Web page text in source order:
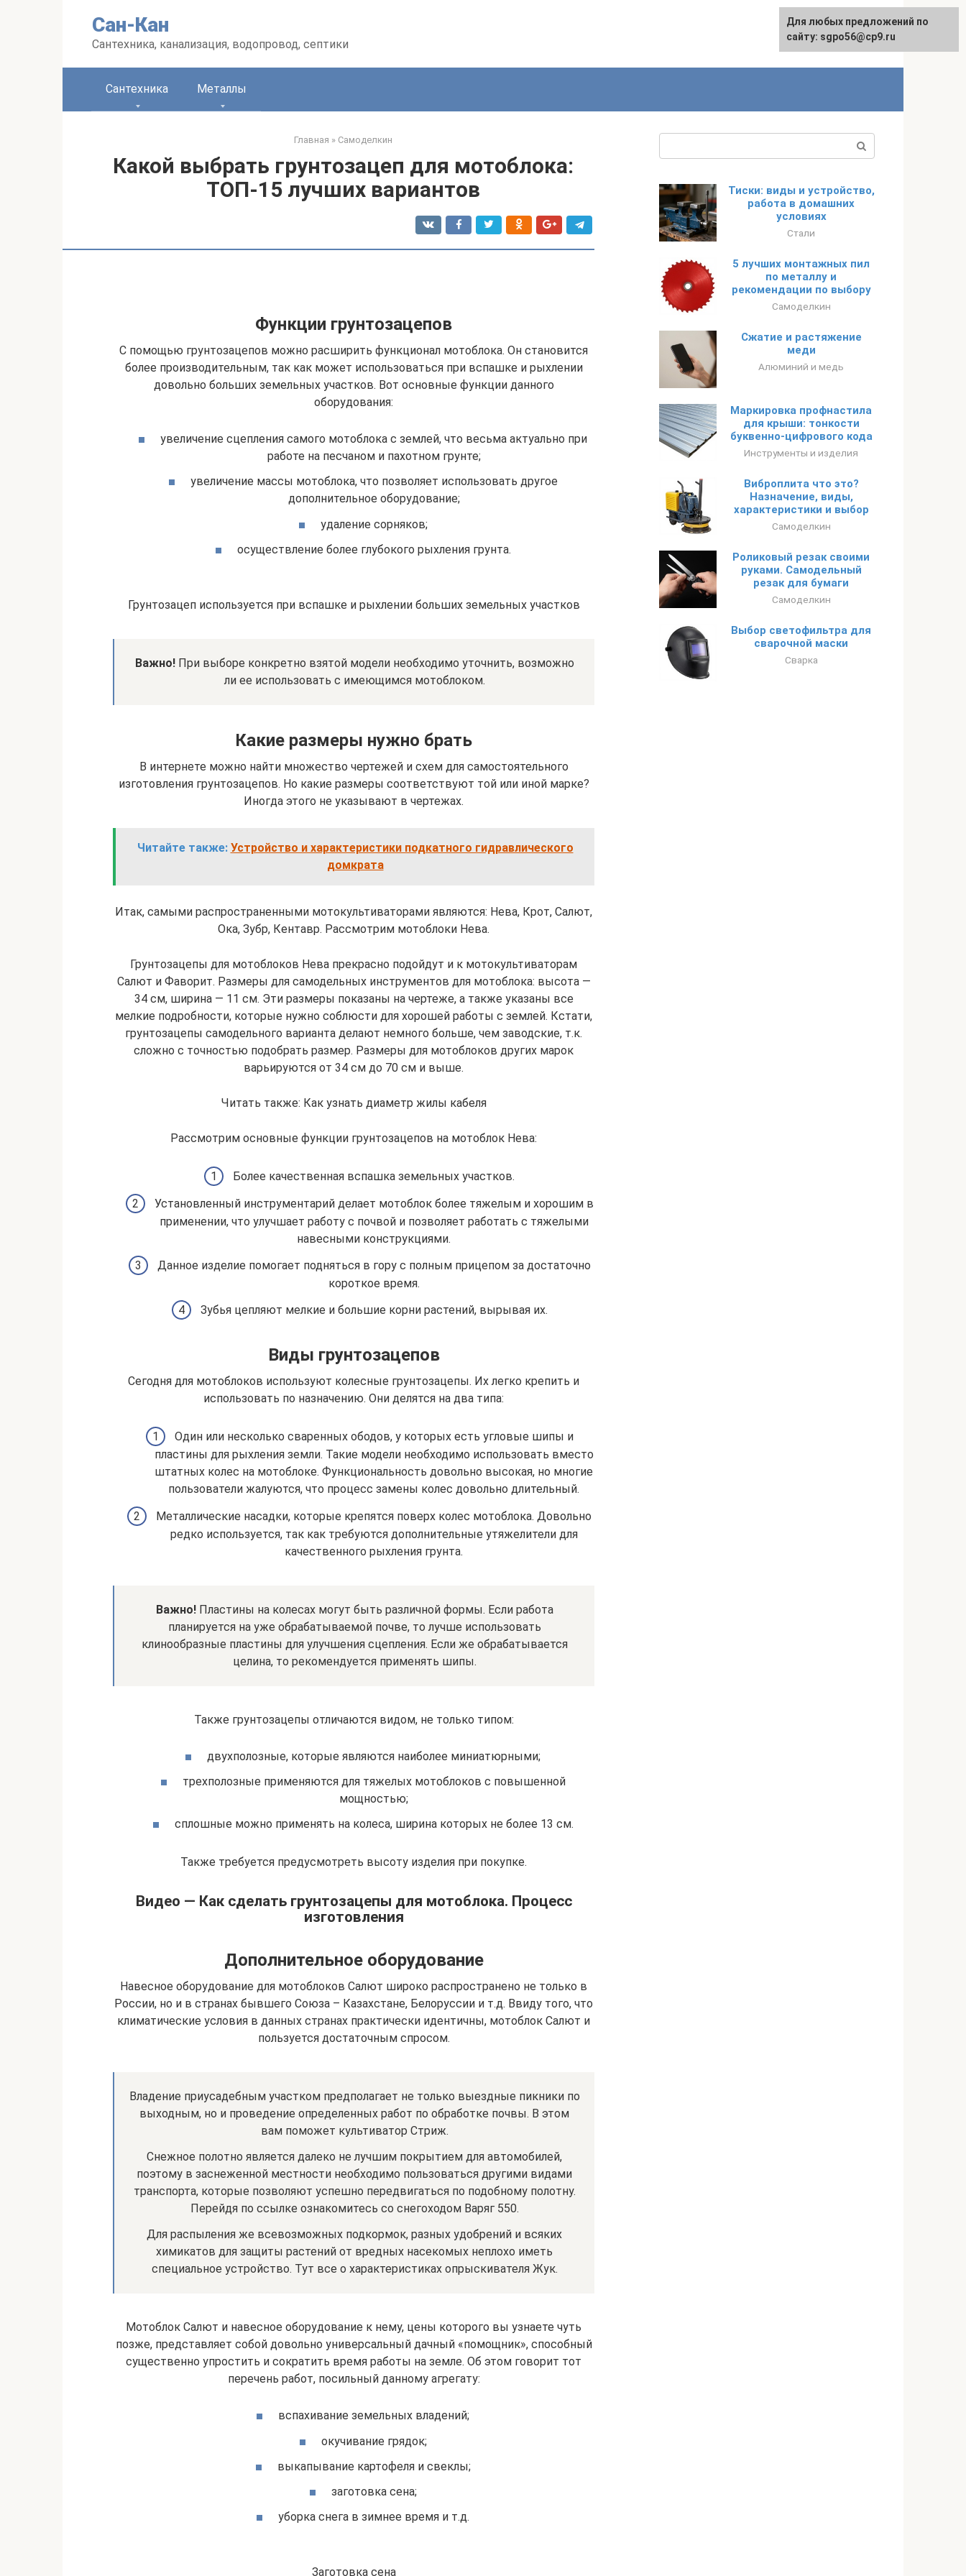
Сан-Кан
Сантехника, канализация, водопровод, септики
English
Сантехника Металлы
Главная » Самоделкин
Какой выбрать грунтозацеп для мотоблока:
ТОП-15 лучших вариантов
Функции грунтозацепов
С помощью грунтозацепов можно расширить функционал мотоблока. Он становится
более производительным, так как может использоваться при вспашке и рыхлении
довольно больших земельных участков. Вот основные функции данного
оборудования:
увеличение сцепления самого мотоблока с землей, что весьма актуально при
работе на песчаном и пахотном грунте;
увеличение массы мотоблока, что позволяет использовать другое
дополнительное оборудование;
удаление сорняков;
осуществление более глубокого рыхления грунта.
Грунтозацеп используется при вспашке и рыхлении больших земельных участков
Важно!При выборе конкретно взятой модели необходимо уточнить, возможно
ли ее использовать с имеющимся мотоблоком.
Какие размеры нужно брать
В интернете можно найти множество чертежей и схем для самостоятельного
изготовления грунтозацепов. Но какие размеры соответствуют той или иной марке?
Иногда этого не указывают в чертежах.
Читайте также: Устройство и характеристики подкатного гидравлического
домкрата
Итак, самыми распространенными мотокультиваторами являются: Нева, Крот, Салют,
Ока, Зубр, Кентавр. Рассмотрим мотоблоки Нева.
Грунтозацепы для мотоблоков Нева прекрасно подойдут и к мотокультиваторам
Салют и Фаворит. Размеры для самодельных инструментов для мотоблока: высота —
34 см, ширина — 11 см. Эти размеры показаны на чертеже, а также указаны все
мелкие подробности, которые нужно соблюсти для хорошей работы с землей. Кстати,
грунтозацепы самодельного варианта делают немного больше, чем заводские, т.к.
сложно с точностью подобрать размер. Размеры для мотоблоков других марок
варьируются от 34 см до 70 см и выше.
Читать также: Как узнать диаметр жилы кабеля
Рассмотрим основные функции грунтозацепов на мотоблок Нева:
Более качественная вспашка земельных участков.
Установленный инструментарий делает мотоблок более тяжелым и хорошим в
применении, что улучшает работу с почвой и позволяет работать с тяжелыми
навесными конструкциями.
Данное изделие помогает подняться в гору с полным прицепом за достаточно
короткое время.
Зубья цепляют мелкие и большие корни растений, вырывая их.
Виды грунтозацепов
Сегодня для мотоблоков используют колесные грунтозацепы. Их легко крепить и
использовать по назначению. Они делятся на два типа:
Один или несколько сваренных ободов, у которых есть угловые шипы и
пластины для рыхления земли. Такие модели необходимо использовать вместо
штатных колес на мотоблоке. Функциональность довольно высокая, но многие
пользователи жалуются, что процесс замены колес довольно длительный.
Металлические насадки, которые крепятся поверх колес мотоблока. Довольно
редко используется, так как требуются дополнительные утяжелители для
качественного рыхления грунта.
Важно!Пластины на колесах могут быть различной формы. Если работа
планируется на уже обрабатываемой почве, то лучше использовать
клинообразные пластины для улучшения сцепления. Если же обрабатывается
целина, то рекомендуется применять шипы.
Также грунтозацепы отличаются видом, не только типом:
двухполозные, которые являются наиболее миниатюрными;
трехполозные применяются для тяжелых мотоблоков с повышенной
мощностью;
сплошные можно применять на колеса, ширина которых не более 13 см.
Также требуется предусмотреть высоту изделия при покупке.
Видео — Как сделать грунтозацепы для мотоблока. Процесс
изготовления
Дополнительное оборудование
Навесное оборудование для мотоблоков Салют широко распространено не только в
России, но и в странах бывшего Союза – Казахстане, Белоруссии и т.д. Ввиду того, что
климатические условия в данных странах практически идентичны, мотоблок Салют и
пользуется достаточным спросом.
Владение приусадебным участком предполагает не только выездные пикники по
выходным, но и проведение определенных работ по обработке почвы. В этом
вам поможет культиватор Стриж.
Снежное полотно является далеко не лучшим покрытием для автомобилей,
поэтому в заснеженной местности необходимо пользоваться другими видами
транспорта, которые позволяют успешно передвигаться по подобному полотну.
Перейдя по ссылке ознакомитесь со снегоходом Варяг 550.
Для распыления же всевозможных подкормок, разных удобрений и всяких
химикатов для защиты растений от вредных насекомых неплохо иметь
специальное устройство. Тут все о характеристиках опрыскивателя Жук.
Мотоблок Салют и навесное оборудование к нему, цены которого вы узнаете чуть
позже, представляет собой довольно универсальный дачный «помощник», способный
существенно упростить и сократить время работы на земле. Об этом говорит тот
перечень работ, посильный данному агрегату:
вспахивание земельных владений;
окучивание грядок;
выкапывание картофеля и свеклы;
заготовка сена;
уборка снега в зимнее время и т.д.
Заготовка сена
Тиски: виды и устройство,
работа в домашних
условиях
Стали
5 лучших монтажных пил
по металлу и
рекомендации по выбору
Самоделкин
Сжатие и растяжение
меди
Алюминий и медь
Маркировка профнастила
для крыши: тонкости
буквенно-цифрового кода
Инструменты и изделия
Виброплита что это?
Назначение, виды,
характеристики и выбор
Самоделкин
Роликовый резак своими
руками. Самодельный
резак для бумаги
Самоделкин
Выбор светофильтра для
сварочной маски
Сварка
Для любых предложений по
сайту: sgpo56@cp9.ru